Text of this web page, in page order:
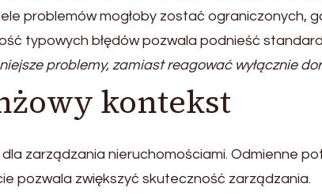
problemów mogłoby zostać ograniczonych,
typowych błędów pozwala podnieść
problemy, zamiast reagować wyłącznie
kontekst
zarządzania nieruchomościami. Odmienne
pozwala zwiększyć skuteczność zarządzania.